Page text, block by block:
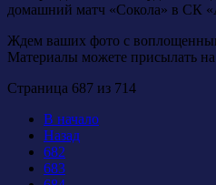
домашний матч «Сокола» в СК
Ждем ваших фото с
Материалы можете присылать на
Страница 687 из 714
В начало
Назад
682
683